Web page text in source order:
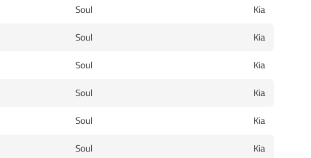
Kia
Soul
Kia
Soul
Kia
Soul
Kia
Soul
Kia
Soul
Kia
Soul